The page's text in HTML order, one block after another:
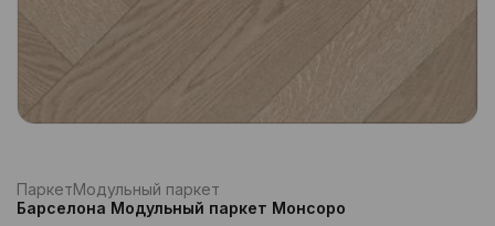
ПаркетМодульный паркет
Барселона Модульный паркет Монсоро